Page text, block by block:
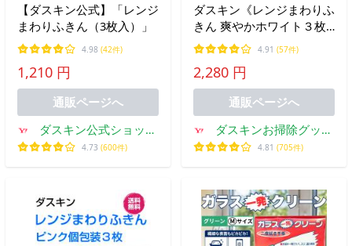
【ダスキン公式】「レンジ
まわりふきん（3枚入）」
4.98 (42件)
1,210 円
通販ページへ
ダスキン公式ショップ
ヤフー店
4.73 (600件)
ダスキン《レンジまわりふ
きん 爽やかホワイト３枚
入＆かわいいピンク３枚セ
ット》キッチンクロス 大
判 まとめ買い 新生活 引越
し duskin
4.91 (57件)
2,280 円
通販ページへ
ダスキンお掃除グッズ
のダスら・ら
4.81 (705件)